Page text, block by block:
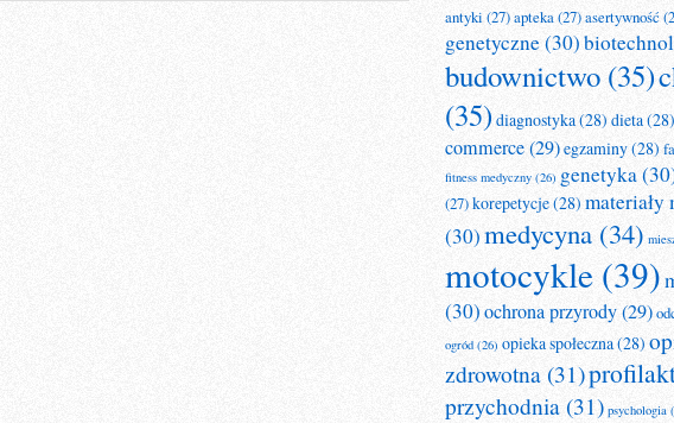
antyki(27)apteka(27)asertywność
genetyczne(30)
budownictwo (35)
(35) diagnostyka(28) dieta(28)
commerce(29)egzaminy(28)
fitness medyczny (26) genetyka
(27)korepetycje(28) materiały
(30)medycyna (34)
motocykle (39)
(30)ochrona przyrody(29)
ogród (26) opieka społeczna(28)
zdrowotna (31)
przychodnia (31) psychologia